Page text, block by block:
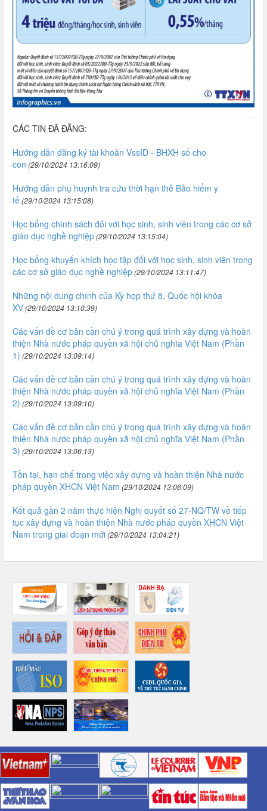
CÁC TIN ĐÃ ĐĂNG:
Hướng dẫn đăng ký tài khoản VssID - BHXH số cho
con (29/10/2024 13:16:09)
Hướng dẫn phụ huynh tra cứu thời hạn thẻ Bảo hiểm y
tế(29/10/2024 13:15:08)
Học bổng chính sách đối với học sinh, sinh viên trong các cơ sở
giáo dục nghề nghiệp(29/10/2024 13:15:04)
Học bổng khuyến khích học tập đối với học sinh, sinh viên trong
các cơ sở giáo dục nghề nghiệp(29/10/2024 13:11:47)
Những nội dung chính của Kỳ họp thứ 8, Quốc hội khóa
XV(29/10/2024 13:10:39)
Các vấn đề cơ bản cần chú ý trong quá trình xây dựng và hoàn
thiện Nhà nước pháp quyền xã hội chủ nghĩa Việt Nam (Phần
1) (29/10/2024 13:09:14)
Các vấn đề cơ bản cần chú ý trong quá trình xây dựng và hoàn
thiện Nhà nước pháp quyền xã hội chủ nghĩa Việt Nam (Phần
2) (29/10/2024 13:09:10)
Các vấn đề cơ bản cần chú ý trong quá trình xây dựng và hoàn
thiện Nhà nước pháp quyền xã hội chủ nghĩa Việt Nam (Phần
3) (29/10/2024 13:06:13)
Tồn tại, hạn chế trong việc xây dựng và hoàn thiện Nhà nước
pháp quyền XHCN Việt Nam (29/10/2024 13:06:09)
Kết quả gần 2 năm thực hiện Nghị quyết số 27-NQ/TW về tiếp
tục xây dựng và hoàn thiện Nhà nước pháp quyền XHCN Việt
Nam trong giai đoạn mới(29/10/2024 13:04:21)